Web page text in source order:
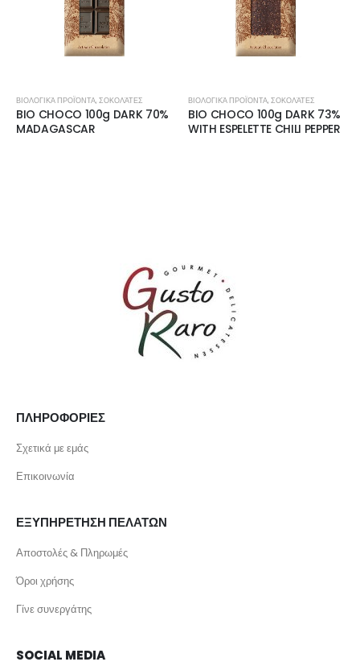
ΒΙΟΛΟΓΙΚΆ ΠΡΟΪΌΝΤΑ,ΣΟΚΟΛΆΤΕΣ
BIO CHOCO 100g DARK 70%
MADAGASCAR
ΒΙΟΛΟΓΙΚΆ ΠΡΟΪΌΝΤΑ,ΣΟΚΟΛΆΤΕΣ
BIO CHOCO 100g DARK 73%
WITH ESPELETTE CHILI PEPPER
ΠΛΗΡΟΦΟΡΙΕΣ
Σχετικά με εμάς
Επικοινωνία
ΕΞΥΠΗΡΕΤΗΣΗ ΠΕΛΑΤΩΝ
Αποστολές & Πληρωμές
Όροι χρήσης
Γίνε συνεργάτης
SOCIAL MEDIA